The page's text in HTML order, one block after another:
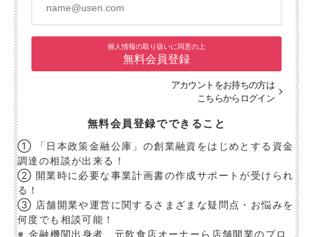
個人情報の取り扱いに同意の上
無料会員登録
アカウントをお持ちの方は
こちらからログイン
無料会員登録でできること
① 「日本政策金融公庫」の創業融資をはじめとする資金
調達の相談が出来る！
② 開業時に必要な事業計画書の作成サポートが受けられ
る！
③ 店舗開業や運営に関するさまざまな疑問点・お悩みを
何度でも相談可能！
※ 金融機関出身者、元飲食店オーナーら店舗開業のプロ